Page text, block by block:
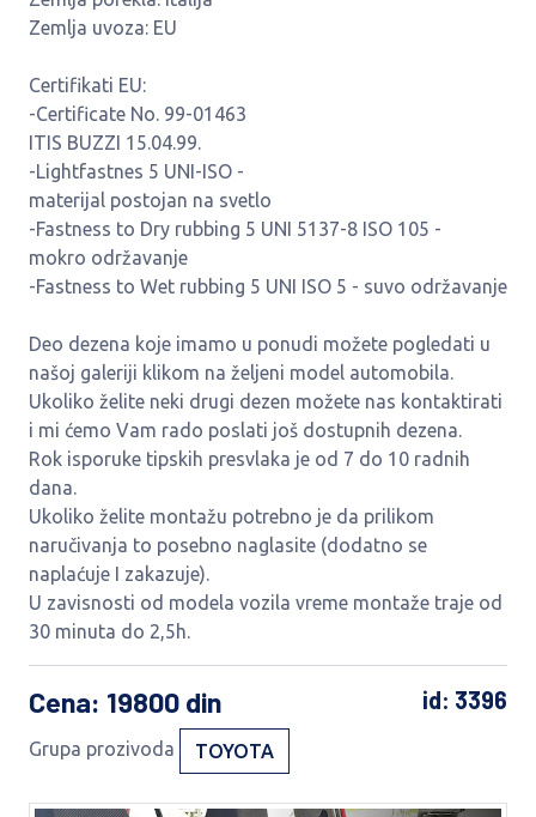
Zemlja uvoza: EU
Certifikati EU:
-Certificate No. 99-01463
ITIS BUZZI 15.04.99.
-Lightfastnes 5 UNI-ISO -
materijal postojan na svetlo
-Fastness to Dry rubbing 5 UNI 5137-8 ISO 105 -
mokro održavanje
-Fastness to Wet rubbing 5 UNI ISO 5 - suvo održavanje
Deo dezena koje imamo u ponudi možete pogledati u
našoj galeriji klikom na željeni model automobila.
Ukoliko želite neki drugi dezen možete nas kontaktirati
i mi ćemo Vam rado poslati još dostupnih dezena.
Rok isporuke tipskih presvlaka je od 7 do 10 radnih
dana.
Ukoliko želite montažu potrebno je da prilikom
naručivanja to posebno naglasite (dodatno se
naplaćuje I zakazuje).
U zavisnosti od modela vozila vreme montaže traje od
30 minuta do 2,5h.
Cena: 19800 din id: 3396
Grupa prozivoda TOYOTA